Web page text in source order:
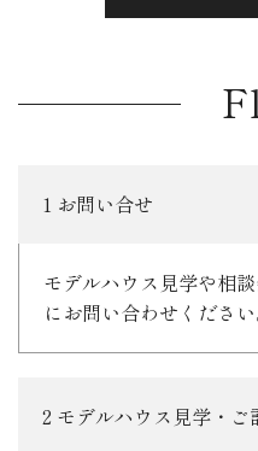
1 お問い合せ
モデルハウス見学や相
にお問い合わせください
2 モデルハウス見学・